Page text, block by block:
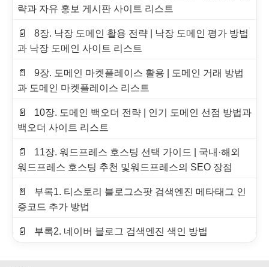
략과 자유 홍보 게시판 사이트 리스트
8장. 낙장 도메인 활용 전략 | 낙장 도메인 평가 방법
과 낙장 도메인 사이트 리스트
9장. 도메인 마켓플레이스 활용 | 도메인 거래 방법
과 도메인 마켓플레이스 리스트
10장. 도메인 백오더 전략 | 인기 도메인 선점 방법과
백오더 사이트 리스트
11장. 워드프레스 호스팅 선택 가이드 | 국내·해외
워드프레스 호스팅 추천 및워드프레스의 SEO 장점
부록1. 티스토리 블로그스팟 검색엔진 메타태그 인
증코드 추가 방법
부록2. 네이버 블로그 검색엔진 색인 방법